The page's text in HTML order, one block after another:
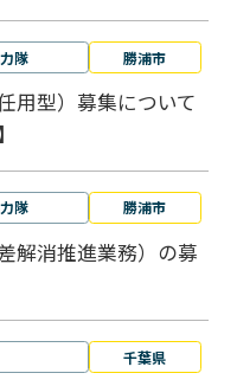
隊 勝浦市
用型）募集について
隊 勝浦市
解消推進業務）の募
千葉県